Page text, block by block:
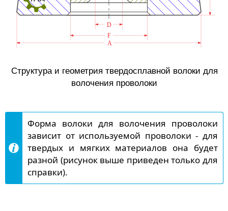
Структура и геометрия твердосплавной волоки для
волочения проволоки
Форма волоки для волочения проволоки
зависит от используемой проволоки - для
твердых и мягких материалов она будет
разной (рисунок выше приведен только для
справки).